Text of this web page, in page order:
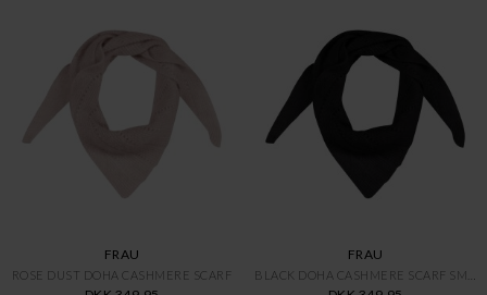
FRAU
ROSE DUST DOHA CASHMERE SCARF
FRAU